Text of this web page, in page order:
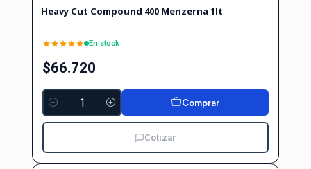
Heavy Cut Compound 400 Menzerna 1lt
En stock
$66.720
Cantidad
Comprar
Cotizar